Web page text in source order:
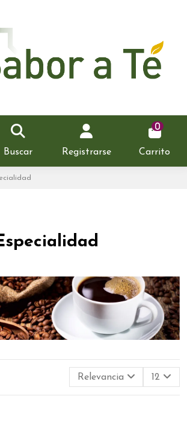
Buscar Registrarse
0
Carrito
Relevancia 12